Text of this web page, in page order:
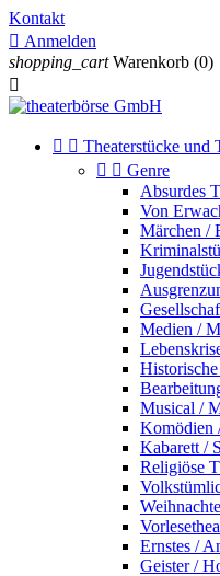
Kontakt
 Anmelden
shopping_cart Warenkorb (0)

  Theaterstücke und
  Genre
Absurdes
Von
Märchen /
Medien /
Musical /
Komödien
Kabarett /
Religiöse
Ernstes /
Geister /